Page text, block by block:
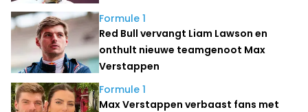
Formule 1
Red Bull vervangt Liam Lawson en
onthult nieuwe teamgenoot Max
Verstappen
Formule 1
Max Verstappen verbaast fans met